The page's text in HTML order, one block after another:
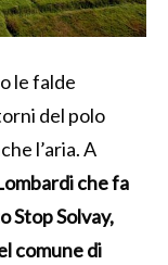
le falde
del polo
l’aria. A
che fa
Stop Solvay,
comune di